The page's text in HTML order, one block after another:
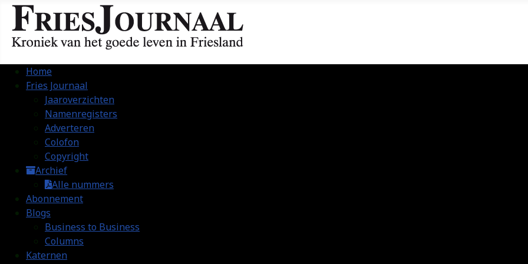
Home
Fries Journaal
Jaaroverzichten
Namenregisters
Adverteren
Colofon
Copyright
Archief
Alle nummers
Abonnement
Blogs
Business to Business
Columns
Katernen